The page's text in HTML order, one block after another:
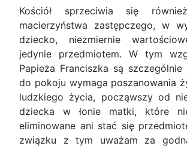
Kościół sprzeciwia się
macierzyństwa zastępczego, w
dziecko, niezmiernie
jedynie przedmiotem. W tym
Papieża Franciszka są szczególnie
do pokoju wymaga poszanowania
ludzkiego życia, począwszy od
dziecka w łonie matki, które
eliminowane ani stać się
związku z tym uważam za